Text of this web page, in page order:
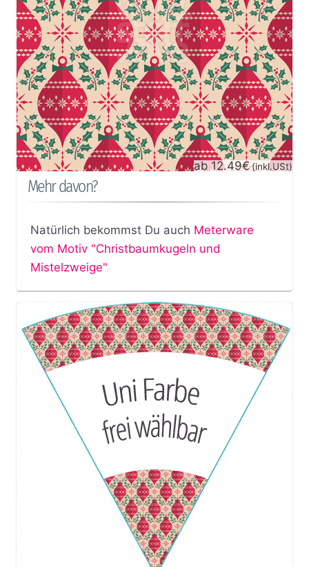
ab 12.49€(inkl.USt)
Mehr davon?
Natürlich bekommst Du auch Meterware
vom Motiv "Christbaumkugeln und
Mistelzweige"